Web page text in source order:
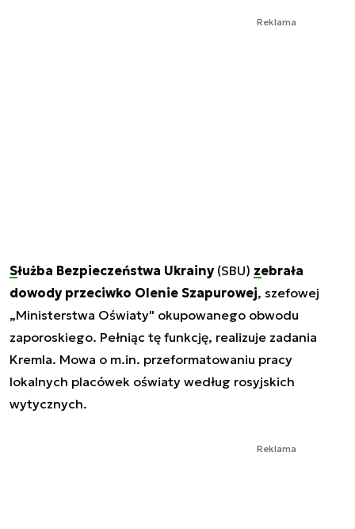
Reklama
Służba Bezpieczeństwa Ukrainy(SBU) zebrała
dowody przeciwko Olenie Szapurowej, szefowej
„Ministerstwa Oświaty" okupowanego obwodu
zaporoskiego. Pełniąc tę funkcję, realizuje zadania
Kremla. Mowa o m.in. przeformatowaniu pracy
lokalnych placówek oświaty według rosyjskich
wytycznych.
Reklama